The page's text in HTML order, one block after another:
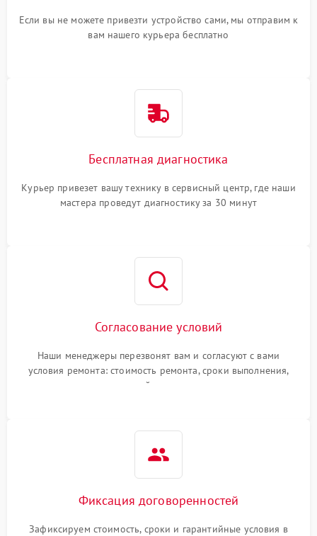
Если вы не можете привезти устройство сами, мы отправим к
вам нашего курьера бесплатно
Бесплатная диагностика
Курьер привезет вашу технику в сервисный центр, где наши
мастера проведут диагностику за 30 минут
Согласование условий
Наши менеджеры перезвонят вам и согласуют с вами
условия ремонта: стоимость ремонта, сроки выполнения,
гарантийные условия
Фиксация договоренностей
Зафиксируем стоимость, сроки и гарантийные условия в